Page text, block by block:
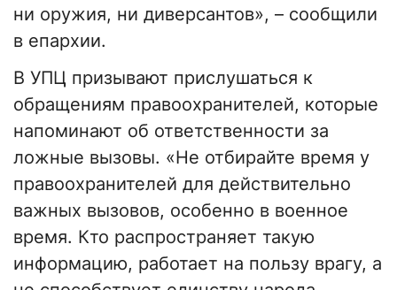
ни оружия, ни диверсантов», – сообщили
в епархии.
В УПЦ призывают прислушаться к
обращениям правоохранителей, которые
напоминают об ответственности за
ложные вызовы. «Не отбирайте время у
правоохранителей для действительно
важных вызовов, особенно в военное
время. Кто распространяет такую
информацию, работает на пользу врагу, а